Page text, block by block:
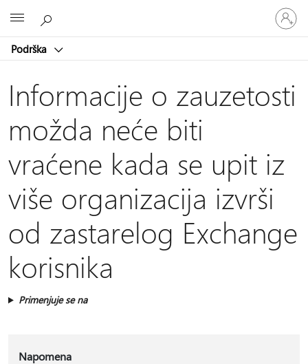
Podrška
Prijavite
se
na
Informacije o zauzetosti
možda neće biti
vraćene kada se upit iz
više organizacija izvrši
od zastarelog Exchange
korisnika
Primenjuje se na
Napomena